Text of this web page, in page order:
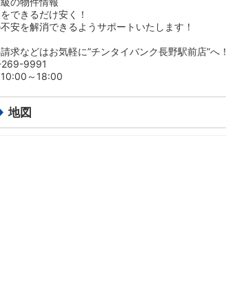
できるだけ安く！
不安を解消できるようサポートいたします！
求などはお気軽に”チンタイバンク長野駅前店”へ！
9991
～18:00
地図